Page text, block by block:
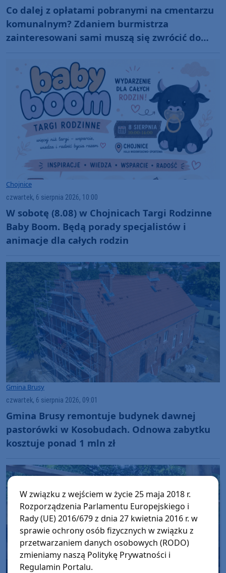
Co dalej z opłatami pobranymi na cmentarzu
komunalnym? Zdaniem burmistrza
zainteresowani sami muszą się zwrócić do
Chojnice
czwartek, 6 sierpnia 2026, 10:00
W sobotę (8.08) w Chojnicach Targi Rodzinne
Baby Boom. Będą porady specjalistów i
animacje dla całych rodzin
Gmina Brusy
czwartek, 6 sierpnia 2026, 09:01
Gmina Brusy remontuje budynek dawnej
pastorówki w Kosobudach. Odnowa zabytku
kosztuje ponad 1 mln zł
W związku z wejściem w życie 25 maja 2018 r.
Rozporządzenia Parlamentu Europejskiego i
Rady (UE) 2016/679 z dnia 27 kwietnia 2016 r. w
sprawie ochrony osób fizycznych w związku z
przetwarzaniem danych osobowych (RODO)
zmieniamy naszą Politykę Prywatności i
Regulamin Portalu.